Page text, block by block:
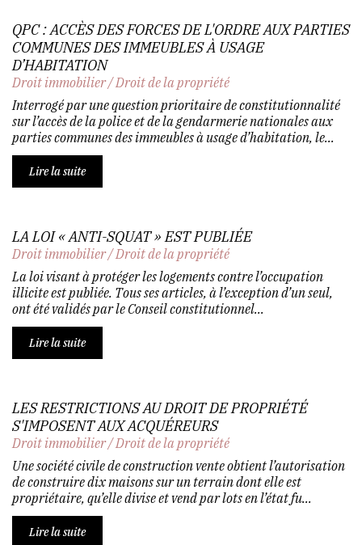
QPC : ACCÈS DES FORCES DE L'ORDRE AUX PARTIES
COMMUNES DES IMMEUBLES À USAGE
D’HABITATION
Droit immobilier/Droit de la propriété
Interrogé par une question prioritaire de constitutionnalité
sur l’accès de la police et de la gendarmerie nationales aux
parties communes des immeubles à usage d’habitation, le...
Lire la suite
LA LOI « ANTI-SQUAT » EST PUBLIÉE
Droit immobilier/Droit de la propriété
La loi visant à protéger les logements contre l’occupation
illicite est publiée. Tous ses articles, à l’exception d’un seul,
ont été validés par le Conseil constitutionnel...
Lire la suite
LES RESTRICTIONS AU DROIT DE PROPRIÉTÉ
S'IMPOSENT AUX ACQUÉREURS
Droit immobilier/Droit de la propriété
Une société civile de construction vente obtient l’autorisation
de construire dix maisons sur un terrain dont elle est
propriétaire, qu’elle divise et vend par lots en l’état fu...
Lire la suite